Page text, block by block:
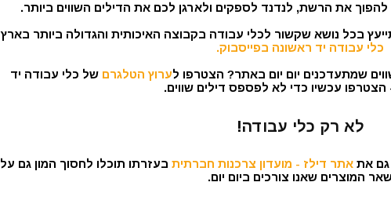
להפוך את הרשת, לנדנד לספקים ולארגן לכם את הדילים השווים ביותר.
בכל נושא שקשור לכלי עבודה בקבוצה האיכותית והגדולה ביותר בארץ
כלי עבודה יד ראשונה בפייסבוק.
שמתעדכנים יום יום באתר? הצטרפו לערוץ הטלגרם של כלי עבודה יד
הצטרפו עכשיו כדי לא לפספס דילים שווים.
לא רק כלי עבודה!
גם את אתר דילז - מועדון צרכנות חברתית בעזרתו תוכלו לחסוך המון גם על
המוצרים שאנו צורכים ביום יום.